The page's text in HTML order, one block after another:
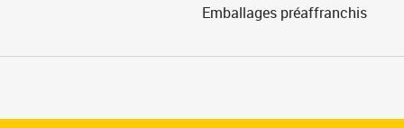
Emballages préaffranchis